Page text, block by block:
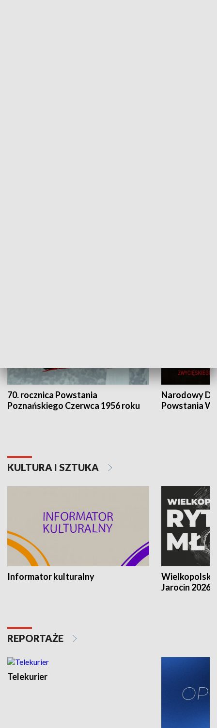
70. rocznica Powstania
Poznańskiego Czerwca 1956 roku
Narodowy
Powstania
KULTURA I SZTUKA
Informator kulturalny
Jarocin 2026
REPORTAŻE
Telekurier